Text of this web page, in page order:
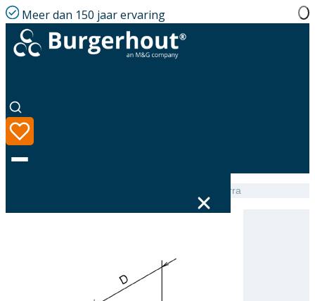
Meer dan 150 jaar ervaring
Adjustable collar PP F170 Terra